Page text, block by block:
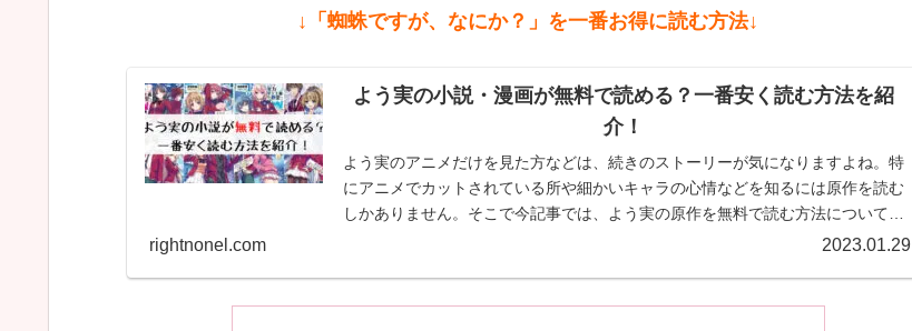
↓「蜘蛛ですが、なにか？」を一番お得に読む方法↓
よう実の小説・漫画が無料で読める？一番安く読む方法を紹
介！
よう実のアニメだけを見た方などは、続きのストーリーが気になりますよね。特
にアニメでカットされている所や細かいキャラの心情などを知るには原作を読む
しかありません。そこで今記事では、よう実の原作を無料で読む方法についてお
rightnonel.com 2023.01.29